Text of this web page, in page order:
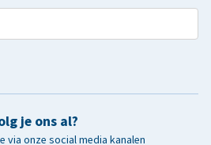
je ons al?
via onze social media kanalen